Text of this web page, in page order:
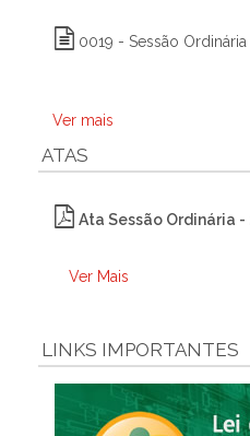
0019 - Sessão
Ver mais
ATAS
Ata Sessão Ordinária -
Ver Mais
LINKS IMPORTANTES